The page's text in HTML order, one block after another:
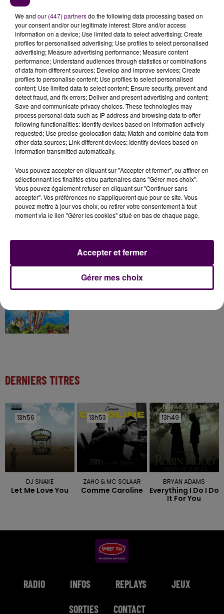
7 août 2026
Gagnez vos pass pour le V and B Fest' 2026 !
11 juillet 2026
Inscrivez-vous au casting The Voice & The Voice
7 août 2026
DERNIERS TITRES
13h56
13h56
DJ SNAKE
Let Me Love You
13h53
13h53
ZAHO & MC SOLAAR
Comme Caroline
13h49
13h49
BRYAN ADAMS
Everything I Do I Do
It For You
RADIO INFOS REPLAYS JEUX
SORTIES CONTACT
We and our (447) partnersdo the following data processing based on
your consent and/or our legitimate interest: Store and/or access
information on a device; Use limited data to select advertising; Create
profiles for personalised advertising; Use profiles to select personalised
advertising; Measure advertising performance; Measure content
performance; Understand audiences through statistics or combinations
of data from different sources; Develop and improve services; Create
profiles to personalise content; Use profiles to select personalised
content; Use limited data to select content; Ensure security, prevent and
detect fraud, and fix errors; Deliver and present advertising and content;
Save and communicate privacy choices. These technologies may
process personal data such as IP address and browsing data to offer
following functionalities: Identify devices based on information actively
requested; Use precise geolocation data; Match and combine data from
other data sources; Link different devices; Identify devices based on
information transmitted automatically.
Vous pouvez accepter en cliquant sur "Accepter et fermer", ou affiner en
sélectionnant les finalités et/ou partenaires dans "Gérer mes choix".
Vous pouvez également refuser en cliquant sur "Continuer sans
accepter". Vos préférences ne s'appliqueront que pour ce site. Vous
pouvez mettre à jour vos choix, ou retirer votre consentement à tout
moment via le lien "Gérer les cookies" situé en bas de chaque page.
Gérer mes choix
Accepter et fermer